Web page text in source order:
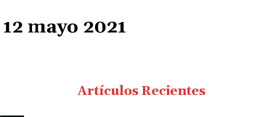
mayo 2021
Artículos Recientes